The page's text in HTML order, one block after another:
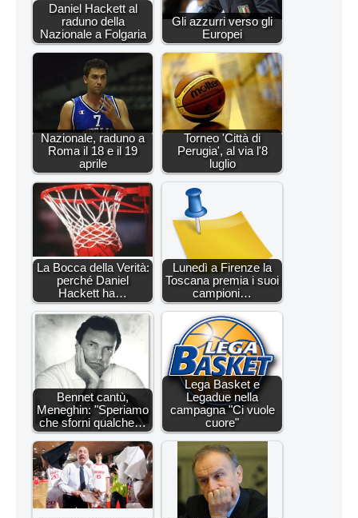
Daniel Hackett al
raduno della
Nazionale a Folgaria
Gli azzurri verso gli
Europei
Nazionale, raduno a
Roma il 18 e il 19
aprile
Torneo 'Città di
Perugia', al via l'8
luglio
La Bocca della Verità:
perché Daniel
Hackett ha…
Lunedì a Firenze la
Toscana premia i suoi
campioni…
Bennet cantù,
Meneghin: "Speriamo
che sforni qualche…
Lega Basket e
Legadue nella
campagna "Ci vuole
cuore"